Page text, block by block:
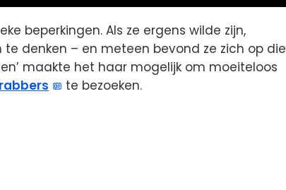
beperkingen. Als ze ergens wilde zijn,
denken – en meteen bevond ze zich op die
maakte het haar mogelijk om moeiteloos
te bezoeken.